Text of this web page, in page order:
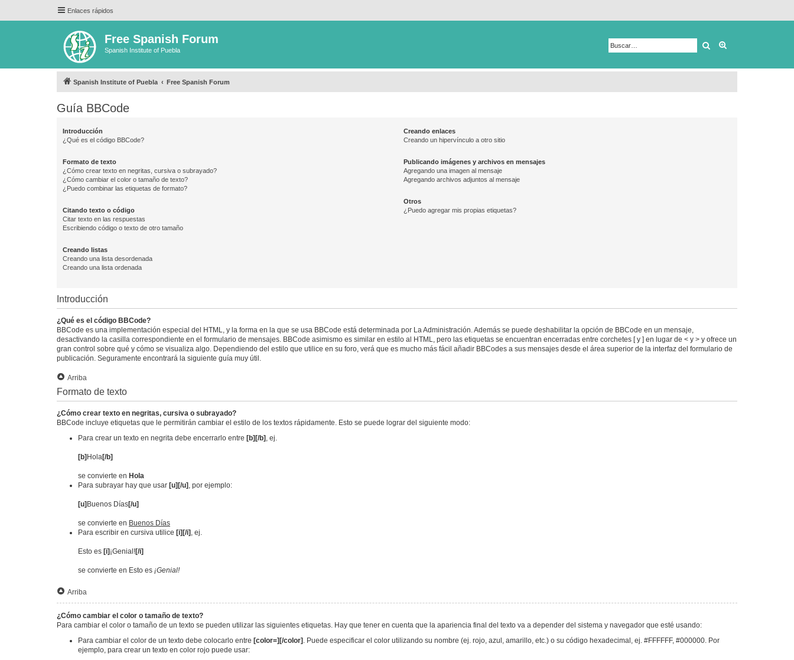
Enlaces rápidos
Free Spanish Forum
Spanish Institute of Puebla Buscar
Spanish Institute of Puebla Free Spanish Forum
Guía BBCode
Introducción
¿Qué es el código BBCode?
Formato de texto
¿Cómo crear texto en negritas, cursiva o subrayado?
¿Cómo cambiar el color o tamaño de texto?
¿Puedo combinar las etiquetas de formato?
Citando texto o código
Citar texto en las respuestas
Escribiendo código o texto de otro tamaño
Creando listas
Creando una lista desordenada
Creando una lista ordenada
Creando enlaces
Creando un hipervínculo a otro sitio
Publicando imágenes y archivos en mensajes
Agregando una imagen al mensaje
Agregando archivos adjuntos al mensaje
Otros
¿Puedo agregar mis propias etiquetas?
Introducción
¿Qué es el código BBCode?
BBCode es una implementación especial del HTML, y la forma en la que se usa BBCode está determinada por La Administración. Además se puede deshabilitar la opción de BBCode en un mensaje,
desactivando la casilla correspondiente en el formulario de mensajes. BBCode asimismo es similar en estilo al HTML, pero las etiquetas se encuentran encerradas entre corchetes [ y ] en lugar de < y > y ofrece un
gran control sobre qué y cómo se visualiza algo. Dependiendo del estilo que utilice en su foro, verá que es mucho más fácil añadir BBCodes a sus mensajes desde el área superior de la interfaz del formulario de
publicación. Seguramente encontrará la siguiente guía muy útil.
Arriba
Formato de texto
¿Cómo crear texto en negritas, cursiva o subrayado?
BBCode incluye etiquetas que le permitirán cambiar el estilo de los textos rápidamente. Esto se puede lograr del siguiente modo:
Para crear un texto en negrita debe encerrarlo entre [b][/b] , ej.
[b]Hola[/b]
se convierte en Hola
Para subrayar hay que usar [u][/u] , por ejemplo:
[u]Buenos Días[/u]
se convierte en Buenos Días
Para escribir en cursiva utilice [i][/i] , ej.
Esto es [i]¡Genial![/i]
se convierte en Esto es ¡Genial!
Arriba
¿Cómo cambiar el color o tamaño de texto?
Para cambiar el color o tamaño de un texto se pueden utilizar las siguientes etiquetas. Hay que tener en cuenta que la apariencia final del texto va a depender del sistema y navegador que esté usando:
Para cambiar el color de un texto debe colocarlo entre [color=][/color] . Puede especificar el color utilizando su nombre (ej. rojo, azul, amarillo, etc.) o su código hexadecimal, ej. #FFFFFF, #000000. Por
ejemplo, para crear un texto en color rojo puede usar: